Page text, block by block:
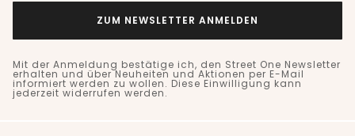
ZUM NEWSLETTER ANMELDEN
Mit der Anmeldung bestätige ich, den Street One Newsletter
erhalten und über Neuheiten und Aktionen per E-Mail
informiert werden zu wollen. Diese Einwilligung kann
jederzeit widerrufen werden.